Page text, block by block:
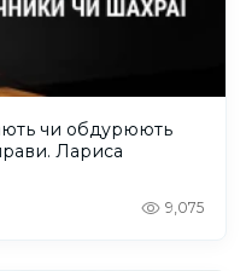
чи обдурюють
Лариса
9,075